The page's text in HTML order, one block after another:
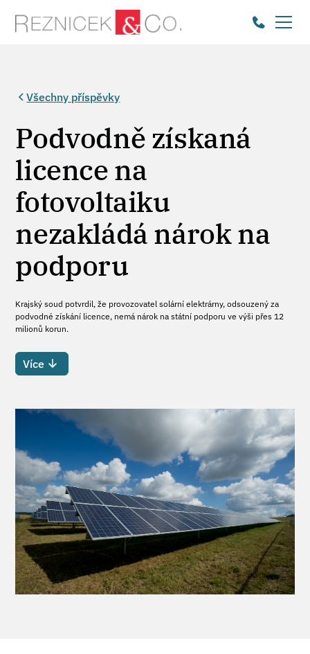
Všechny příspěvky
Podvodně získaná
licence na
fotovoltaiku
nezakládá nárok na
podporu
Krajský soud potvrdil, že provozovatel solární elektrárny, odsouzený za
podvodné získání licence, nemá nárok na státní podporu ve výši přes 12
milionů korun.
Více